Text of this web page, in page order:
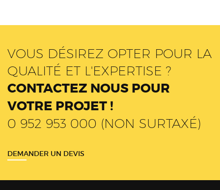
VOUS DÉSIREZ OPTER POUR LA
QUALITÉ ET L'EXPERTISE ?
CONTACTEZ NOUS POUR
VOTRE PROJET !
0 952 953 000 (NON SURTAXÉ)
DEMANDER UN DEVIS